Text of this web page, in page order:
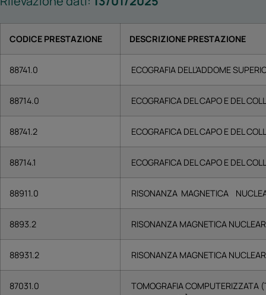
CODICE PRESTAZIONE DESCRIZIONE PRESTAZIONE
88741.0 ECOGRAFIA DELL’ADDOME
88714.0 ECOGRAFICA DEL CAPO E DEL
88741.2 ECOGRAFICA DEL CAPO E DEL
88714.1 ECOGRAFICA DEL CAPO E DEL
88911.0 RISONANZA MAGNETICA
8893.2 RISONANZA MAGNETICA
88931.2 RISONANZA MAGNETICA
87031.0
TOMOGRAFIA COMPUTERIZZATA